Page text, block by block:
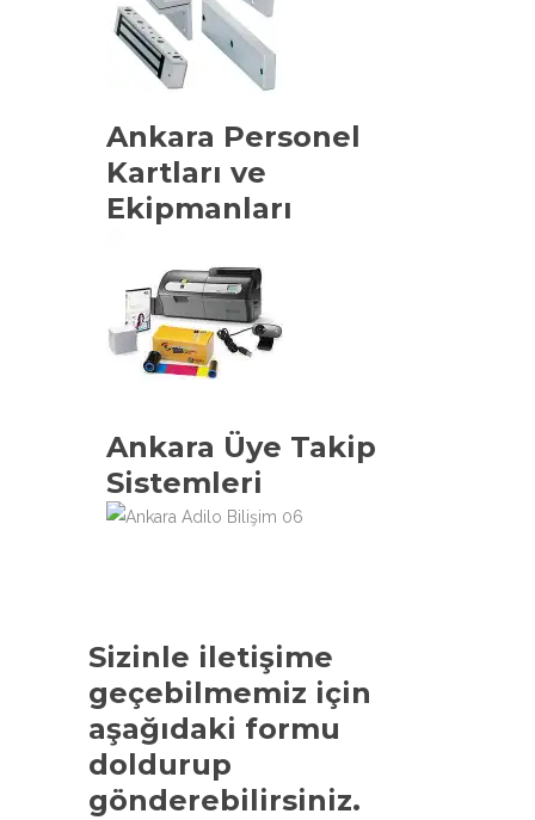
Ankara Personel
Kartları ve
Ekipmanları
Ankara Üye Takip
Sistemleri
Sizinle iletişime
geçebilmemiz için
aşağıdaki formu
doldurup
gönderebilirsiniz.